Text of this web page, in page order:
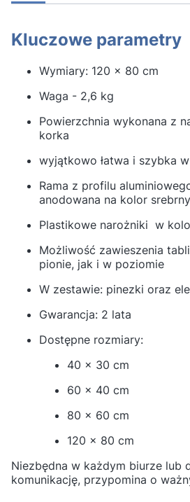
Kluczowe parametry
Wymiary: 120 x 80 cm
Waga - 2,6 kg
Powierzchnia wykonana z
korka
wyjątkowo łatwa i szybka
Rama z profilu
anodowana na kolor srebrny
Plastikowe narożniki w
Możliwość zawieszenia
pionie, jak i w poziomie
W zestawie: pinezki oraz
Gwarancja: 2 lata
Dostępne rozmiary:
40 x 30 cm
60 x 40 cm
80 x 60 cm
120 x 80 cm
Niezbędna w każdym biurze lub
komunikację, przypomina o